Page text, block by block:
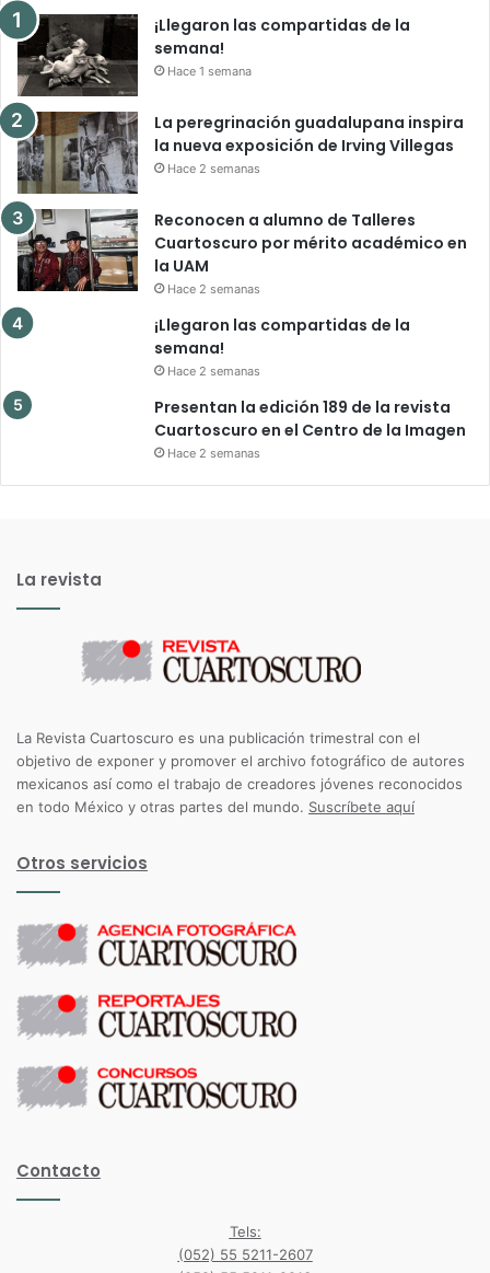
¡Llegaron las compartidas de la
semana!
Hace 1 semana
La peregrinación guadalupana inspira
la nueva exposición de Irving Villegas
Hace 2 semanas
Reconocen a alumno de Talleres
Cuartoscuro por mérito académico en
la UAM
Hace 2 semanas
¡Llegaron las compartidas de la
semana!
Hace 2 semanas
Presentan la edición 189 de la revista
Cuartoscuro en el Centro de la Imagen
Hace 2 semanas
La revista
La Revista Cuartoscuro es una publicación trimestral con el
objetivo de exponer y promover el archivo fotográfico de autores
mexicanos así como el trabajo de creadores jóvenes reconocidos
en todo México y otras partes del mundo. Suscríbete aquí
Otros servicios
Contacto
Tels:
(052) 55 5211-2607